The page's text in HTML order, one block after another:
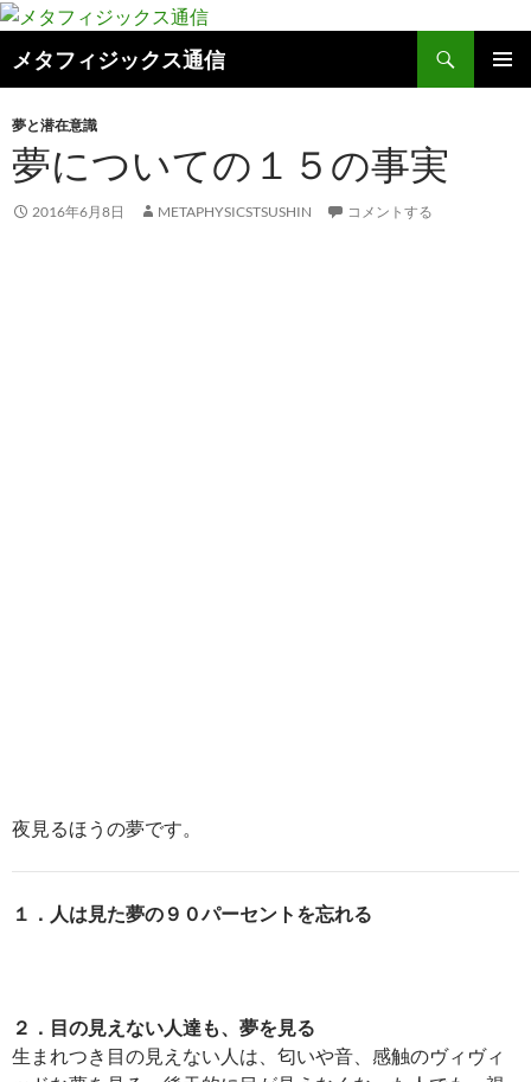
コ
テ
ツ
へ
ス
キ
メタフィジックス通信
索
夢と潜在意識
夢についての１５の事実
2016年6月8日 METAPHYSICSTSUSHIN コメントする
夜見るほうの夢です。
１．人は見た夢の９０パーセントを忘れる
２．目の見えない人達も、夢を見る
生まれつき目の見えない人は、匂いや音、感触のヴィヴィ